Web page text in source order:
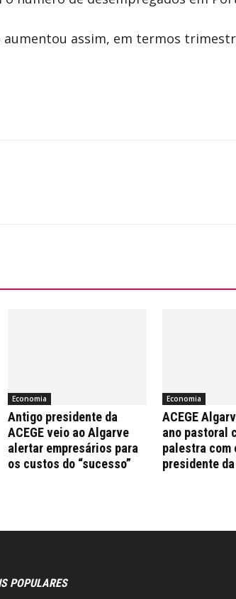
assim, em termos
Economia
Antigo presidente da
ACEGE veio ao Algarve
alertar empresários para
os custos do “sucesso”
Economia
ACEGE
ano pastoral
palestra com
presidente
POPULARES